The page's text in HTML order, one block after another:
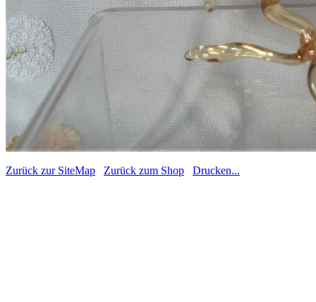
Zurück zur SiteMap Zurück zum Shop Drucken...